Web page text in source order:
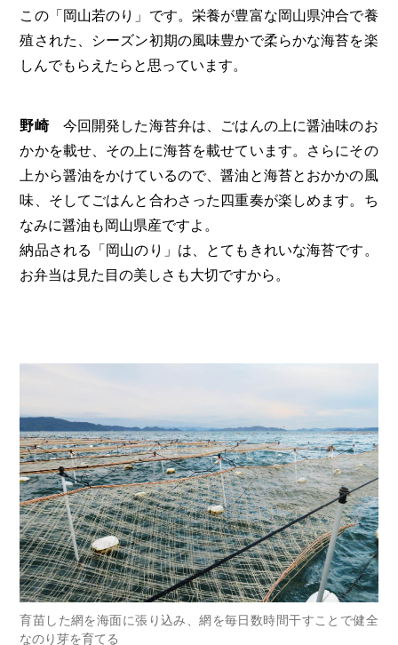
この「岡山若のり」です。栄養が豊富な岡山県沖合で養
殖された、シーズン初期の風味豊かで柔らかな海苔を楽
しんでもらえたらと思っています。
野崎今回開発した海苔弁は、ごはんの上に醤油味のお
かかを載せ、その上に海苔を載せています。さらにその
上から醤油をかけているので、醤油と海苔とおかかの風
味、そしてごはんと合わさった四重奏が楽しめます。ち
なみに醤油も岡山県産ですよ。
納品される「岡山のり」は、とてもきれいな海苔です。
お弁当は見た目の美しさも大切ですから。
育苗した網を海面に張り込み、網を毎日数時間干すことで健全
なのり芽を育てる